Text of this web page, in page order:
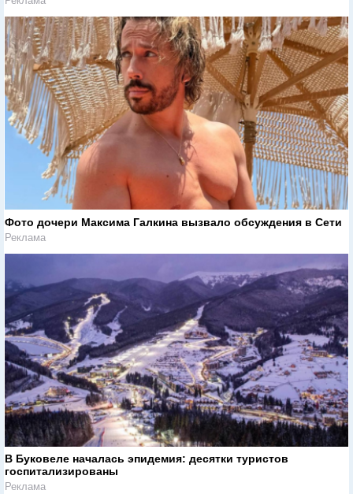
Фото дочери Максима Галкина вызвало обсуждения в Сети
Реклама
В Буковеле началась эпидемия: десятки туристов
госпитализированы
Реклама